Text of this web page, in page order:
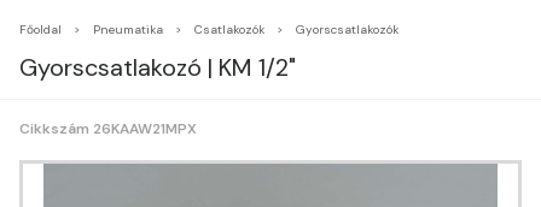
Főoldal Pneumatika Csatlakozók Gyorscsatlakozók
Gyorscsatlakozó | KM 1/2"
Cikkszám 26KAAW21MPX